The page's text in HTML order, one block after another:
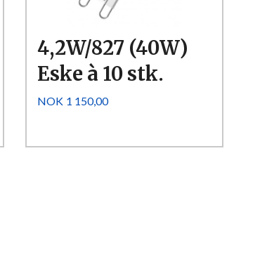
4,2W/827 (40W)
Eske à 10 stk.
Pris
NOK 1 150,00
Les mer